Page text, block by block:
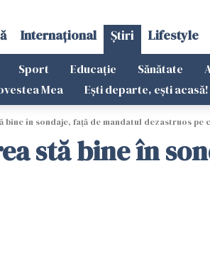
Internațional Știri Lifestyle
Sport Educație Sănătate
Mea
Ești departe, ești acasă!
bine în sondaje, față de mandatul dezastruos pe
stă bine în